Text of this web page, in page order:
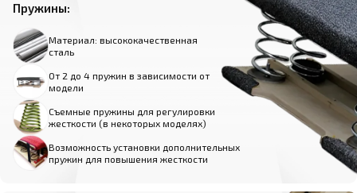
Пружины:
Материал: высококачественная
сталь
От 2 до 4 пружин в зависимости от
модели
Съемные пружины для регулировки
жесткости (в некоторых моделях)
Возможность установки дополнительных
пружин для повышения жесткости